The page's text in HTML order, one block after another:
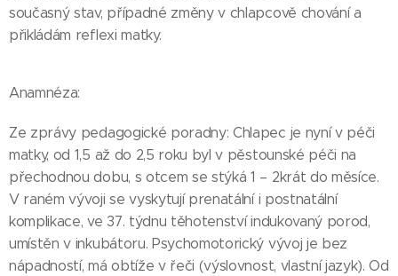
současný stav, případné změny v chlapcově chování a
přikládám reflexi matky.
Anamnéza:
Ze zprávy pedagogické poradny: Chlapec je nyní v péči
matky, od 1,5 až do 2,5 roku byl v pěstounské péči na
přechodnou dobu, s otcem se stýká 1 – 2krát do měsíce.
V raném vývoji se vyskytují prenatální i postnatální
komplikace, ve 37. týdnu těhotenství indukovaný porod,
umístěn v inkubátoru. Psychomotorický vývoj je bez
nápadností, má obtíže v řeči (výslovnost, vlastní jazyk). Od